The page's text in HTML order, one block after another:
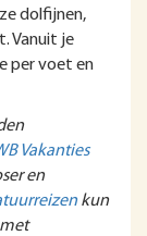
dolfijnen,
Vanuit je
per voet en
Vakanties
en
kun